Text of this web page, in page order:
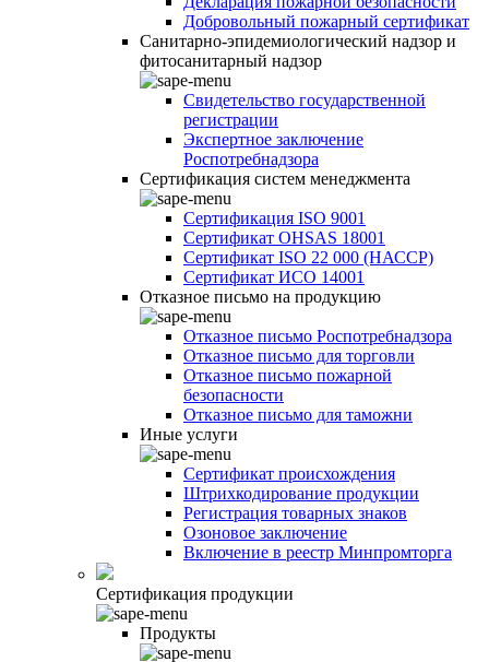
Добровольный пожарный сертификат
Санитарно-эпидемиологический надзор и
фитосанитарный надзор
Свидетельство государственной
регистрации
Экспертное заключение
Роспотребнадзора
Сертификация систем менеджмента
Сертификация ISO 9001
Сертификат OHSAS 18001
Сертификат ISO 22 000 (НАССР)
Сертификат ИСО 14001
Отказное письмо на продукцию
Отказное письмо Роспотребнадзора
Отказное письмо для торговли
Отказное письмо пожарной
безопасности
Отказное письмо для таможни
Иные услуги
Сертификат происхождения
Штрихкодирование продукции
Регистрация товарных знаков
Озоновое заключение
Включение в реестр Минпромторга
Сертификация продукции
Продукты